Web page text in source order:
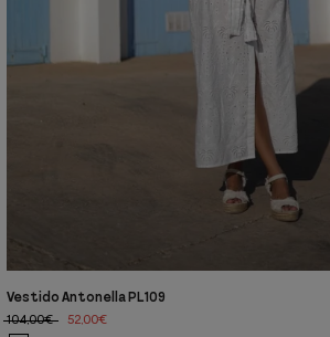
Vestido Antonella PL109
104,00€
52,00€